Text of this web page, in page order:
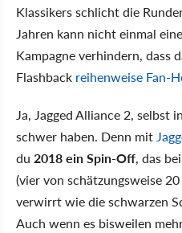
Klassikers schlicht die
Jahren kann nicht einmal
Kampagne verhindern, dass
Flashback reihenweise Fan-
Ja, Jagged Alliance 2, selbst
schwer haben. Denn mit
du 2018 ein Spin-Off, das
(vier von schätzungsweise
verwirrt wie die schwarzen
Auch wenn es bisweilen